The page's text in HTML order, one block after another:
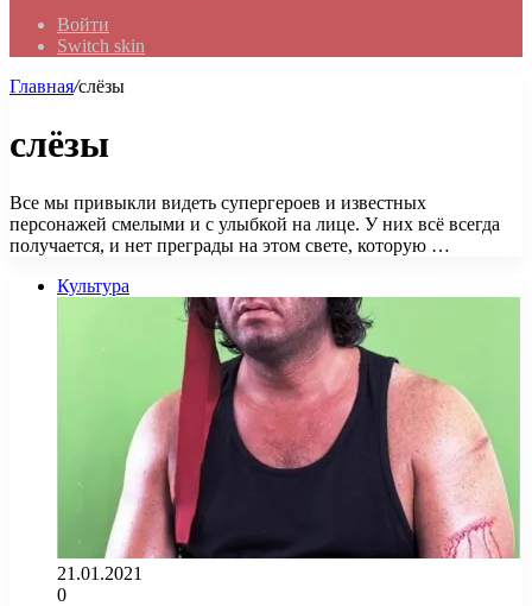
Войти
Switch skin
Главная/слёзы
слёзы
Все мы привыкли видеть супергероев и известных
персонажей смелыми и с улыбкой на лице. У них всё всегда
получается, и нет преграды на этом свете, которую …
Культура
21.01.2021
0